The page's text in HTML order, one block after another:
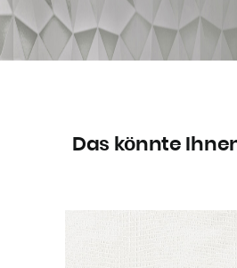
Das könnte